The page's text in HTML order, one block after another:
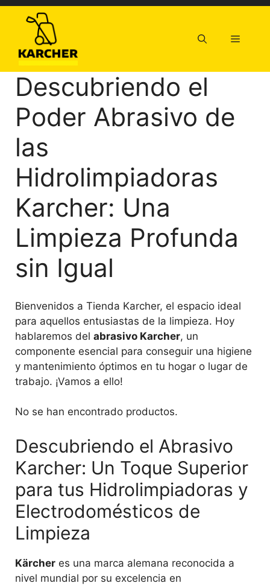
Saltar
contenido
Menú
Descubriendo el
Poder Abrasivo de
las
Hidrolimpiadoras
Karcher: Una
Limpieza Profunda
sin Igual
Bienvenidos a Tienda Karcher, el espacio ideal
para aquellos entusiastas de la limpieza. Hoy
hablaremos del abrasivo Karcher, un
componente esencial para conseguir una higiene
y mantenimiento óptimos en tu hogar o lugar de
trabajo. ¡Vamos a ello!
No se han encontrado productos.
Descubriendo el Abrasivo
Karcher: Un Toque Superior
para tus Hidrolimpiadoras y
Electrodomésticos de
Limpieza
Kärcher es una marca alemana reconocida a
nivel mundial por su excelencia en